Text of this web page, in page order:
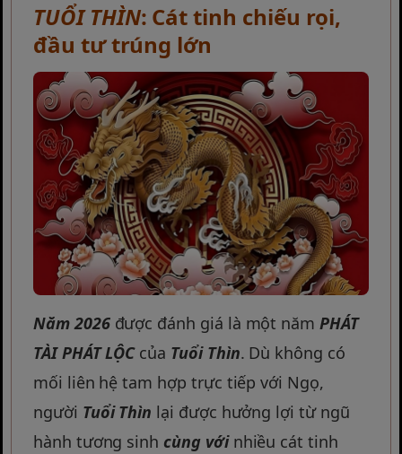
TUỔI THÌN: Cát tinh chiếu rọi,
đầu tư trúng lớn
Năm 2026được đánh giá là một nămPHÁT
TÀI PHÁT LỘCcủa Tuổi Thìn. Dù không có
mối liên hệ tam hợp trực tiếp với Ngọ,
người Tuổi Thìn lại được hưởng lợi từ ngũ
hành tương sinh cùng vớinhiều cát tinh